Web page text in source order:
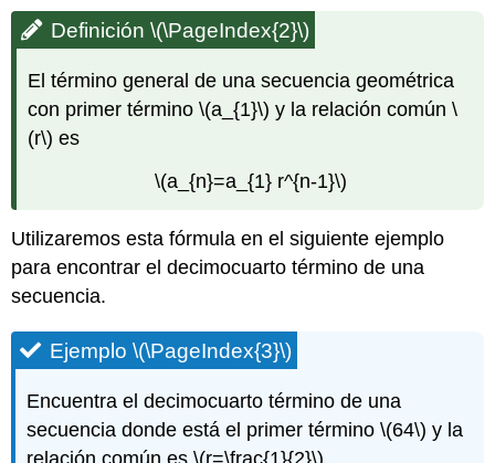
Definición\(\PageIndex{2}\)
El término general de una secuencia geométrica
con primer término\(a_{1}\) y la relación común\
(r\) es
\(a_{n}=a_{1} r^{n-1}\)
Utilizaremos esta fórmula en el siguiente ejemplo
para encontrar el decimocuarto término de una
secuencia.
Ejemplo\(\PageIndex{3}\)
Encuentra el decimocuarto término de una
secuencia donde está el primer término\(64\) y la